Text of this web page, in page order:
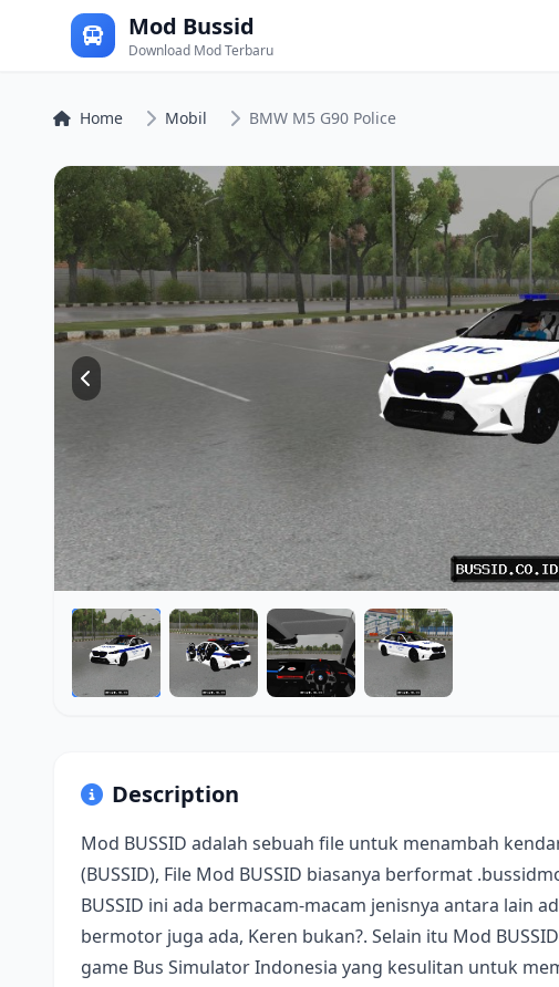
Mod Bussid
Download Mod Terbaru
Home Mobil BMW M5 G90 Police
Description
Mod BUSSID adalah sebuah file untuk menambah
(BUSSID), File Mod BUSSID biasanya berformat
BUSSID ini ada bermacam-macam jenisnya antara lain
bermotor juga ada, Keren bukan?. Selain itu Mod
game Bus Simulator Indonesia yang kesulitan untuk